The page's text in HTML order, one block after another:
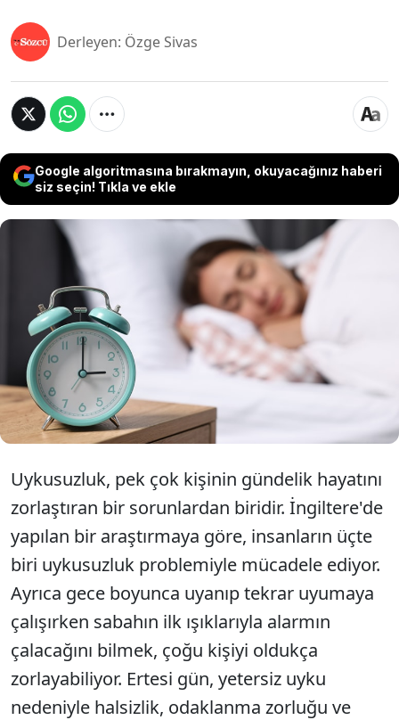
Derleyen: Özge Sivas
Google algoritmasına bırakmayın, okuyacağınız haberi
siz seçin! Tıkla ve ekle
Bazı insanlar uyumakta zorluk çekebiliyor
ancak basit bir yöntem saatlerce
kendinizi dinç hissetmenizi sağlayacak.
Sadece 20 dakika sürüyor...
Uykusuzluk, pek çok kişinin gündelik hayatını
zorlaştıran bir sorunlardan biridir. İngiltere'de
yapılan bir araştırmaya göre, insanların üçte
biri uykusuzluk problemiyle mücadele ediyor.
Ayrıca gece boyunca uyanıp tekrar uyumaya
çalışırken sabahın ilk ışıklarıyla alarmın
çalacağını bilmek, çoğu kişiyi oldukça
zorlayabiliyor. Ertesi gün, yetersiz uyku
nedeniyle halsizlik, odaklanma zorluğu ve